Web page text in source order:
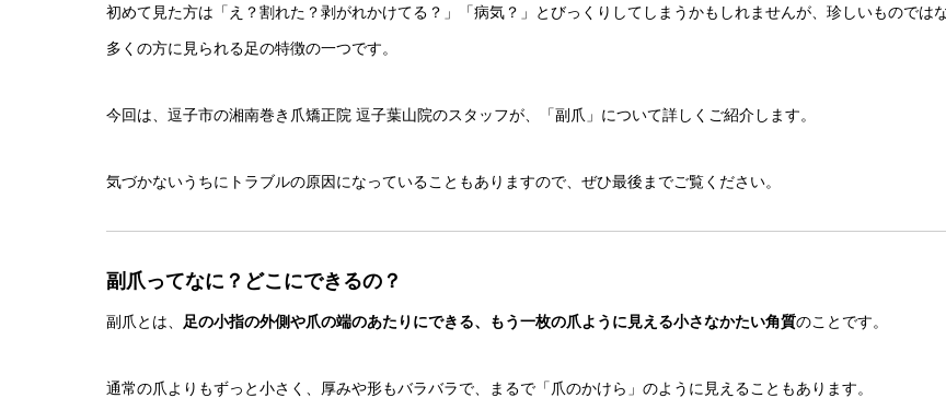
初めて見た方は「え？割れた？剥がれかけてる？」「病気？」とびっくりしてしまうかもしれませんが、珍しいものではな
多くの方に見られる足の特徴の一つです。
今回は、逗子市の湘南巻き爪矯正院 逗子葉山院のスタッフが、「副爪」について詳しくご紹介します。
気づかないうちにトラブルの原因になっていることもありますので、ぜひ最後までご覧ください。
副爪ってなに？どこにできるの？
副爪とは、 足の小指の外側や爪の端のあたりにできる、もう一枚の爪ように見える小さなかたい角質のことです。
通常の爪よりもずっと小さく、厚みや形もバラバラで、まるで「爪のかけら」のように見えることもあります。